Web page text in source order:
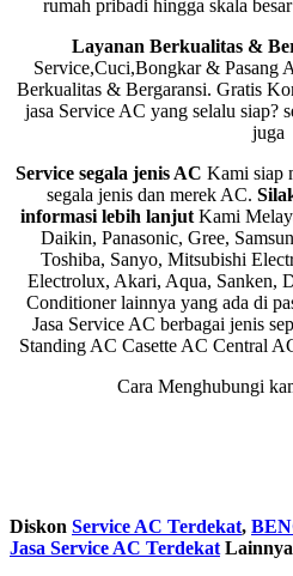
rumah pribadi hingga skala
Layanan Berkualitas &
Service,Cuci,Bongkar & Pasang
Berkualitas & Bergaransi. Gratis
jasa Service AC yang selalu siap?
juga
Service segala jenis AC Kami siap
segala jenis dan merek AC.
informasi lebih lanjut Kami
Daikin, Panasonic, Gree,
Toshiba, Sanyo, Mitsubishi
Electrolux, Akari, Aqua, Sanken,
Conditioner lainnya yang ada di
Jasa Service AC berbagai jenis
Standing AC Casette AC Central
Cara Menghubungi
Diskon Service AC Terdekat,
Jasa Service AC Terdekat Lainnya